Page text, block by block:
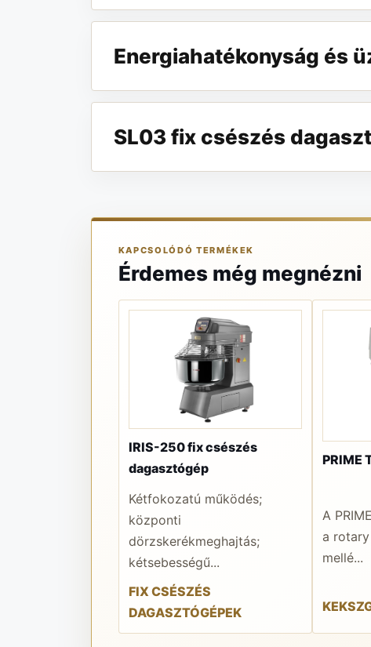
Energiahatékonyság és
SL03 fix csészés
KAPCSOLÓDÓ TERMÉKEK
Érdemes még megnézni
IRIS-250 fix csészés
dagasztógép
Kétfokozatú működés;
központi
dörzskerékmeghajtás;
kétsebességű...
FIX CSÉSZÉS
DAGASZTÓGÉPEK
PRIME
A
a
mellé...